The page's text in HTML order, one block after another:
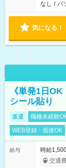
なし / パ
気になる！
《単発1日
シール貼り
派遣 職種未経験
WEB登録・面接OK
給与
時給
交通